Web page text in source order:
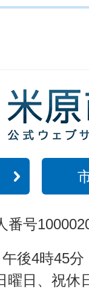
番号
後4時45分
曜日、祝